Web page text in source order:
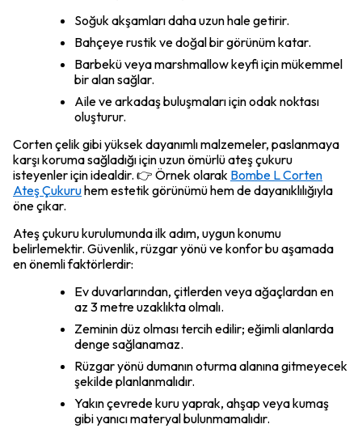
Soğuk akşamları daha uzun hale getirir.
Bahçeye rustik ve doğal bir görünüm katar.
Barbekü veya marshmallow keyfi için mükemmel
bir alan sağlar.
Aile ve arkadaş buluşmaları için odak noktası
oluşturur.
Corten çelik gibi yüksek dayanımlı malzemeler, paslanmaya
karşı koruma sağladığı için uzun ömürlü ateş çukuru
isteyenler için idealdir. 👉 Örnek olarak Bombe L Corten
Ateş Çukuruhem estetik görünümü hem de dayanıklılığıyla
öne çıkar.
Ateş çukuru kurulumunda ilk adım, uygun konumu
belirlemektir. Güvenlik, rüzgar yönü ve konfor bu aşamada
en önemli faktörlerdir:
Ev duvarlarından, çitlerden veya ağaçlardan en
az 3 metre uzaklıkta olmalı.
Zeminin düz olması tercih edilir; eğimli alanlarda
denge sağlanamaz.
Rüzgar yönü dumanın oturma alanına gitmeyecek
şekilde planlanmalıdır.
Yakın çevrede kuru yaprak, ahşap veya kumaş
gibi yanıcı materyal bulunmamalıdır.